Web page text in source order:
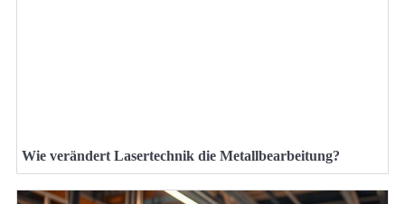
Wie verändert Lasertechnik die Metallbearbeitung?